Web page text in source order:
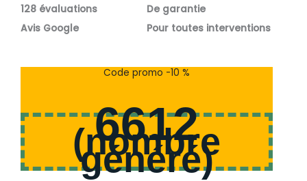
o
s
128 évaluations
Avis Google
o
s
De garantie
Pour toutes interventions
Code promo -10 %
6612
(nombre
généré)